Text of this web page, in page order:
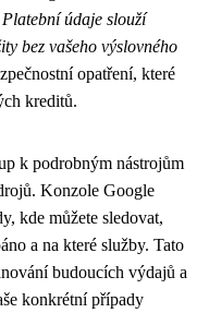
Platební údaje slouží
bez vašeho výslovného
opatření, které
kreditů.
k podrobným nástrojům
Konzole Google
kde můžete sledovat,
a na které služby. Tato
budoucích výdajů a
konkrétní případy